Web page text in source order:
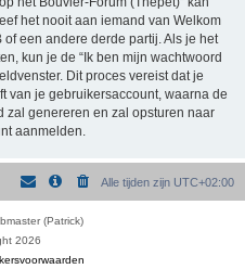
het nooit aan iemand van Welkom
een andere derde partij. Als je het
kun je de “Ik ben mijn wachtwoord
Dit proces vereist dat je
van je gebruikersaccount, waarna de
zal genereren en zal opsturen naar
aanmelden.
Alle tijden zijn UTC+02:00
(Patrick)
2026